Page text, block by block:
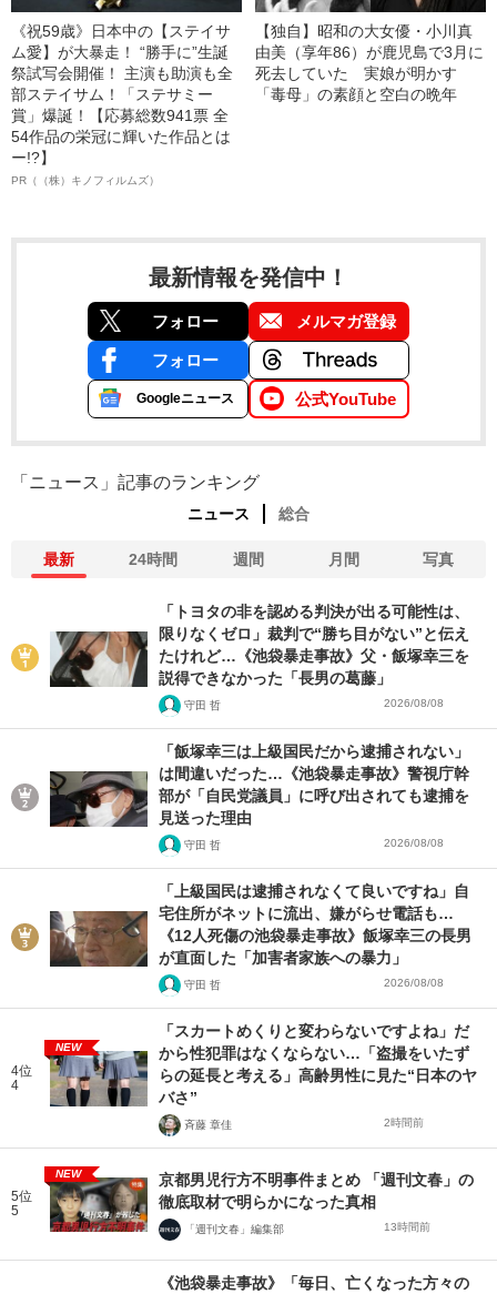
《祝59歳》日本中の【ステイサ
ム愛】が大暴走！ “勝手に”生誕
祭試写会開催！ 主演も助演も全
部ステイサム！「ステサミー
賞」爆誕！【応募総数941票 全
54作品の栄冠に輝いた作品とは
ー!?】
PR（（株）キノフィルムズ）
【独自】昭和の大女優・小川真
由美（享年86）が鹿児島で3月に
死去していた 実娘が明かす
「毒母」の素顔と空白の晩年
最新情報を発信中！
フォロー メルマガ登録
フォロー
Googleニュース 公式YouTube
「ニュース」記事のランキング
ニュース 総合
最新 24時間 週間 月間 写真
「トヨタの非を認める判決が出る可能性は、
限りなくゼロ」裁判で“勝ち目がない”と伝え
たけれど…《池袋暴走事故》父・飯塚幸三を
説得できなかった「長男の葛藤」
守田 哲 2026/08/08
「飯塚幸三は上級国民だから逮捕されない」
は間違いだった…《池袋暴走事故》警視庁幹
部が「自民党議員」に呼び出されても逮捕を
見送った理由
守田 哲 2026/08/08
「上級国民は逮捕されなくて良いですね」自
宅住所がネットに流出、嫌がらせ電話も…
《12人死傷の池袋暴走事故》飯塚幸三の長男
が直面した「加害者家族への暴力」
守田 哲 2026/08/08
4位
4
NEW
「スカートめくりと変わらないですよね」だ
から性犯罪はなくならない…「盗撮をいたず
らの延長と考える」高齢男性に見た“日本のヤ
バさ”
斉藤 章佳 2時間前
5位
5
NEW
京都男児行方不明事件まとめ 「週刊文春」の
徹底取材で明らかになった真相
「週刊文春」編集部 13時間前
《池袋暴走事故》「毎日、亡くなった方々の